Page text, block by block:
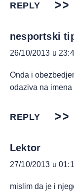
REPLY
nesportski
26/10/2013 u
Onda i
odaziva na
REPLY
Lektor
27/10/2013 u
mislim da je i